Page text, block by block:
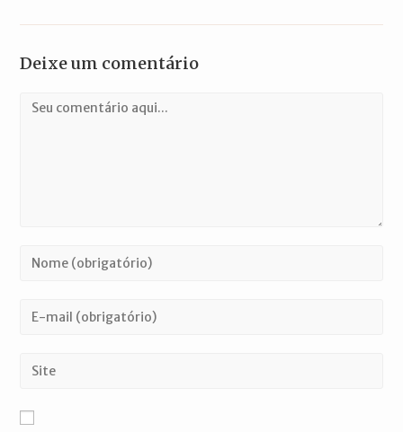
Deixe um comentário
Comentário
Digite
ou
de
para
Digite
de
mail
Digite
URL